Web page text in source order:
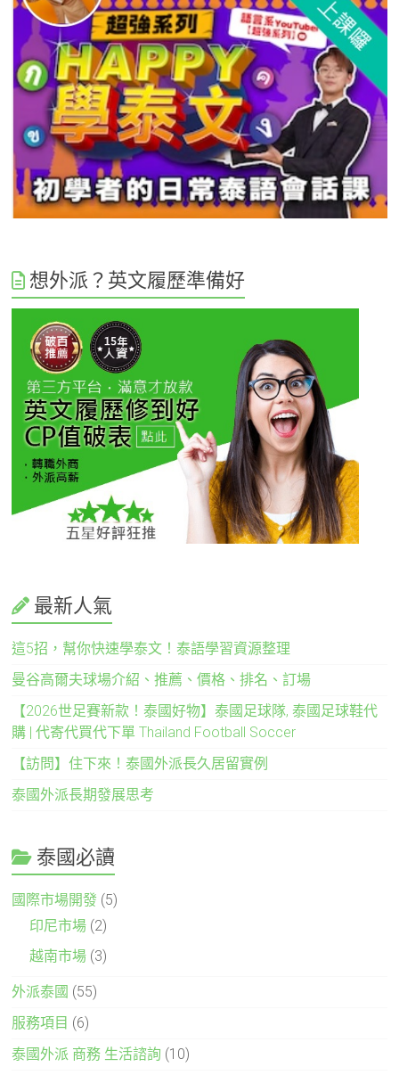
想外派？英文履歷準備好
最新人氣
這5招，幫你快速學泰文！泰語學習資源整理
曼谷高爾夫球場介紹、推薦、價格、排名、訂場
【2026世足賽新款！泰國好物】泰國足球隊, 泰國足球鞋代
購 | 代寄代買代下單 Thailand Football Soccer
【訪問】住下來！泰國外派長久居留實例
泰國外派長期發展思考
泰國必讀
國際市場開發 (5)
印尼市場 (2)
越南市場 (3)
外派泰國 (55)
服務項目 (6)
泰國外派 商務 生活諮詢 (10)